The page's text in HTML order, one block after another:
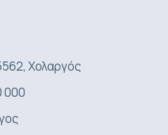
Χολαργός
000